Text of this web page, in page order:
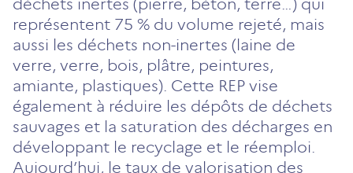
représentent 75 % du volume rejeté, mais
aussi les déchets non-inertes (laine de
verre, verre, bois, plâtre, peintures,
amiante, plastiques). Cette REP vise
également à réduire les dépôts de déchets
sauvages et la saturation des décharges en
développant le recyclage et le réemploi.
Aujourd’hui, le taux de valorisation des